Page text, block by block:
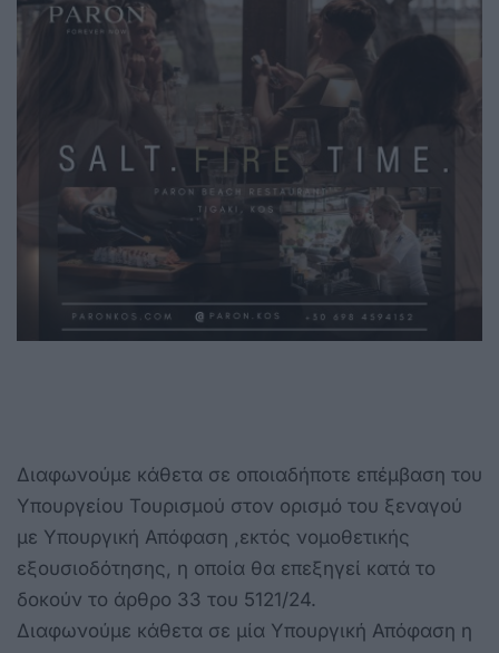
Διαφωνούμε κάθετα σε οποιαδήποτε επέμβαση του
Υπουργείου Τουρισμού στον ορισμό του ξεναγού
με Υπουργική Απόφαση ,εκτός νομοθετικής
εξουσιοδότησης, η οποία θα επεξηγεί κατά το
δοκούν το άρθρο 33 του 5121/24.
Διαφωνούμε κάθετα σε μία Υπουργική Απόφαση η